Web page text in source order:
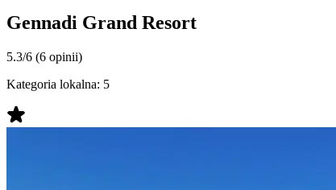
Gennadi Grand Resort
5.3/6 (6 opinii)
Kategoria lokalna: 5